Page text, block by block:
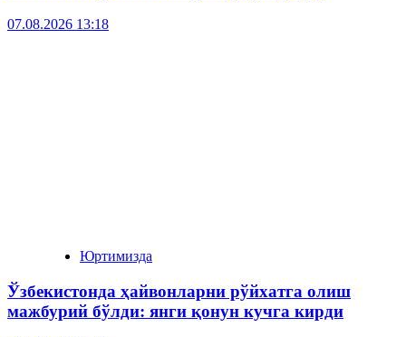
07.08.2026 13:18
Юртимизда
Ўзбекистонда ҳайвонларни рўйхатга олиш
мажбурий бўлди: янги қонун кучга кирди